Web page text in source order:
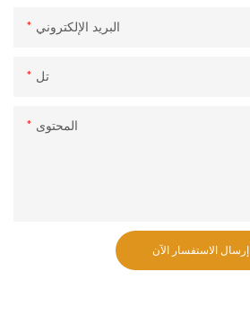
البريد الإلكتروني
تل
المحتوى
إرسال الاستفسار الآن